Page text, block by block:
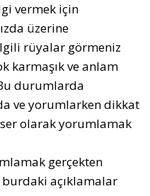
vermek için
üzerine
rüyalar görmeniz
karmaşık ve anlam
durumlarda
ve yorumlarken dikkat
olarak yorumlamak
gerçekten
açıklamalar